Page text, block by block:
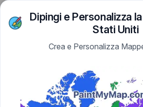
Skip to content
PaintMyMap
Dipingi e Personalizza
Stati Uniti
Crea e Personalizza